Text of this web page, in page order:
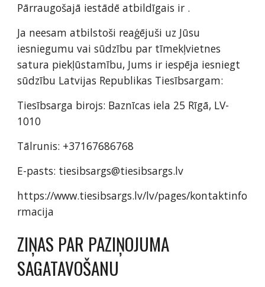
Pārraugošajā iestādē atbildīgais ir .
Ja neesam atbilstoši reaģējuši uz Jūsu
iesniegumu vai sūdzību par tīmekļvietnes
satura piekļūstamību, Jums ir iespēja iesniegt
sūdzību Latvijas Republikas Tiesībsargam:
Tiesībsarga birojs: Baznīcas iela 25 Rīgā, LV-
1010
Tālrunis: +37167686768
E-pasts: tiesibsargs@tiesibsargs.lv
https://www.tiesibsargs.lv/lv/pages/kontaktinfo
rmacija
ZIŅAS PAR PAZIŅOJUMA
SAGATAVOŠANU